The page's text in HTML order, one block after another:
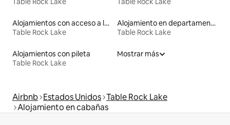
Alojamientos con acceso a la playa
Table Rock Lake
Alojamiento en departamentos
Table Rock Lake
Alojamientos con pileta
Table Rock Lake
Mostrar más
Airbnb Estados Unidos Table Rock Lake
Alojamiento en cabañas